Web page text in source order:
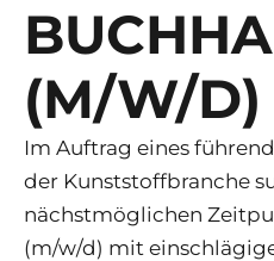
(M/W/D)
Im Auftrag eines
der Kunststoffbranche
nächstmöglichen
(m/w/d) mit